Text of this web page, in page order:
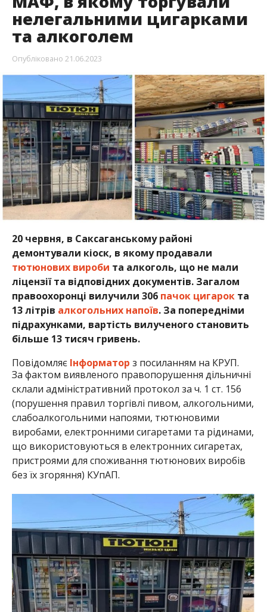
нелегальними цигарками
та алкоголем
Опубліковано 21.06.2023
20 червня, в Саксаганському районі
демонтували кіоск, в якому продавали
тютюнових вироби та алкоголь, що не мали
ліцензії та відповідних документів. Загалом
правоохоронці вилучили 306 пачок цигарокта
13 літрів алкогольних напоїв. За попередніми
підрахунками, вартість вилученого становить
більше 13 тисяч гривень.
Повідомляє Інформатор з посиланням на КРУП.
За фактом виявленого правопорушення дільничні
склали адміністративний протокол за ч. 1 ст. 156
(порушення правил торгівлі пивом, алкогольними,
слабоалкогольними напоями, тютюновими
виробами, електронними сигаретами та рідинами,
що використовуються в електронних сигаретах,
пристроями для споживання тютюнових виробів
без їх згоряння) КУпАП.